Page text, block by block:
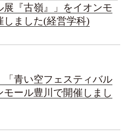
展『古嶺』」をイオンモ
しました(経営学科)
「青い空フェスティバル
モール豊川で開催しまし